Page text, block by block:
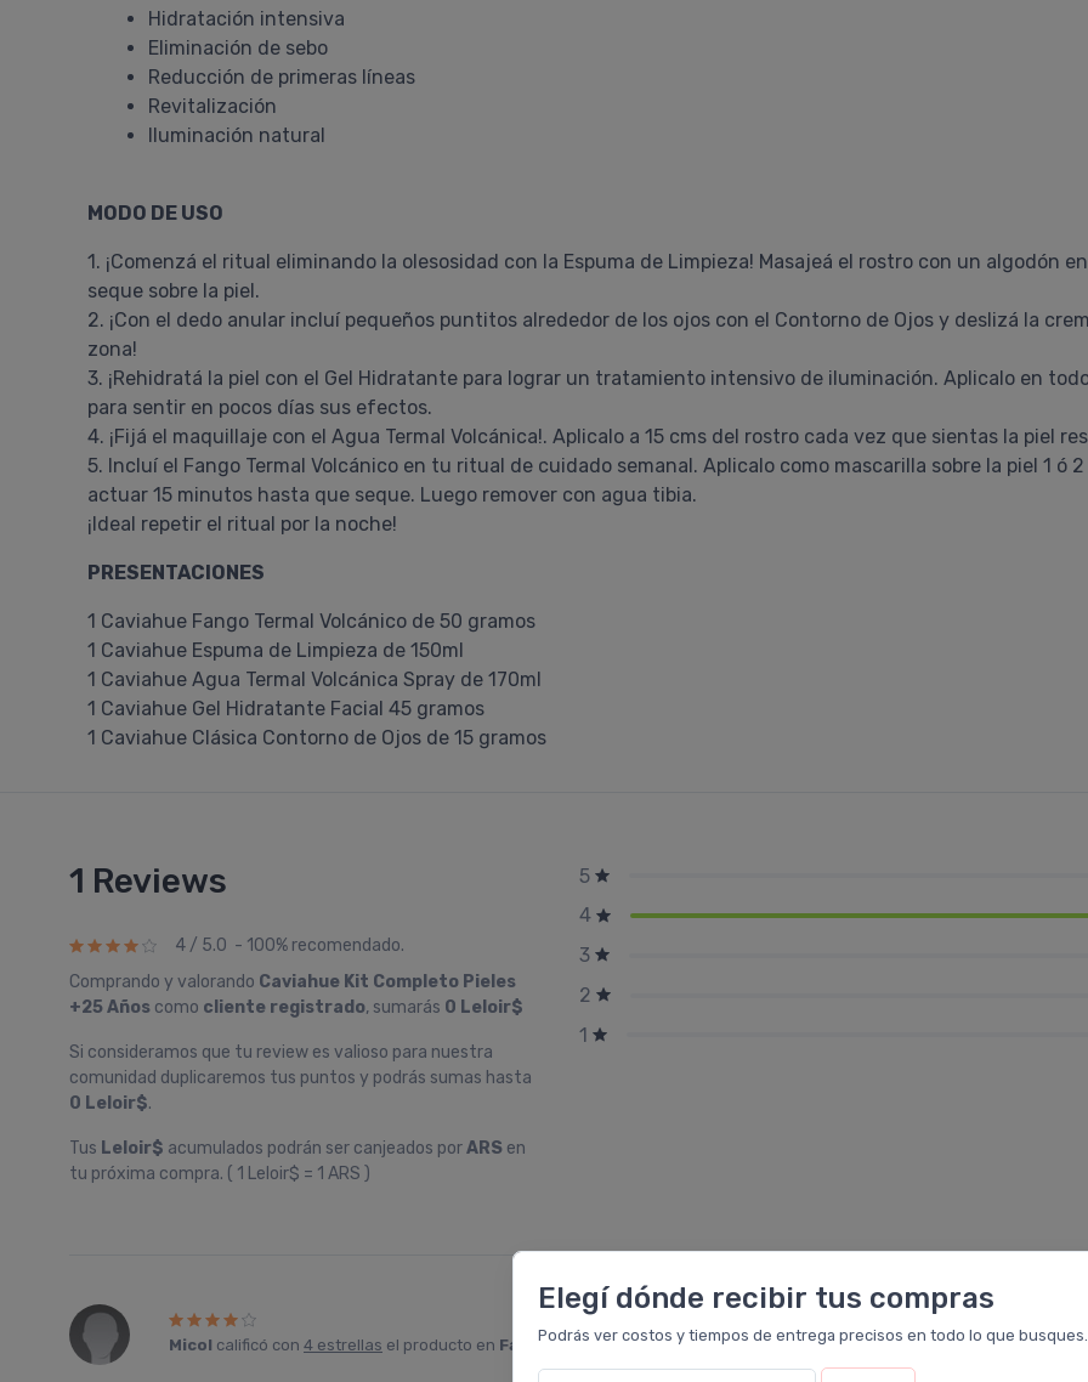
Elegí dónde recibir tus compras
Podrás ver costos y tiempos de entrega precisos en todo lo que busques.
Hidratación intensiva
Eliminación de sebo
Reducción de primeras líneas
Revitalización
Iluminación natural
MODO DE USO
1. ¡Comenzá el ritual eliminando la olesosidad con la Espuma de Limpieza! Masajeá el rostro con un algodón
seque sobre la piel.
2. ¡Con el dedo anular incluí pequeños puntitos alrededor de los ojos con el Contorno de Ojos y deslizá la
zona!
3. ¡Rehidratá la piel con el Gel Hidratante para lograr un tratamiento intensivo de iluminación. Aplicalo en
para sentir en pocos días sus efectos.
4. ¡Fijá el maquillaje con el Agua Termal Volcánica!. Aplicalo a 15 cms del rostro cada vez que sientas la piel
5. Incluí el Fango Termal Volcánico en tu ritual de cuidado semanal. Aplicalo como mascarilla sobre la piel 1 ó
actuar 15 minutos hasta que seque. Luego remover con agua tibia.
¡Ideal repetir el ritual por la noche!
PRESENTACIONES
1 Caviahue Fango Termal Volcánico de 50 gramos
1 Caviahue Espuma de Limpieza de 150ml
1 Caviahue Agua Termal Volcánica Spray de 170ml
1 Caviahue Gel Hidratante Facial 45 gramos
1 Caviahue Clásica Contorno de Ojos de 15 gramos
1 Reviews
4 / 5.0 - 100% recomendado.
Comprando y valorando Caviahue Kit Completo Pieles
+25 Años como cliente registrado, sumarás 0 Leloir$
Si consideramos que tu review es valioso para nuestra
comunidad duplicaremos tus puntos y podrás sumas hasta
0 Leloir$.
Tus Leloir$ acumulados podrán ser canjeados porARS en
tu próxima compra. ( 1 Leloir$ = 1 ARS )
5
4
3
2
1
Micol calificó con 4 estrellas el producto en Farmacia Leloir.